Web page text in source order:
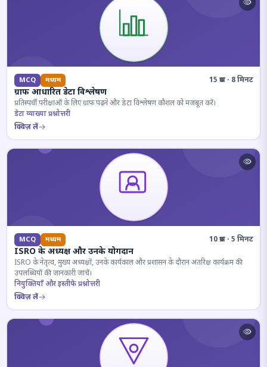
MCQ मध्यम 15 प्रश्न · 8 मिनट
ग्राफ आधारित डेटा विश्लेषण
प्रतिस्पर्धी परीक्षाओं के लिए ग्राफ पढ़ने और डेटा विश्लेषण कौशल को मजबूत करें।
डेटा व्याख्या प्रश्नोत्तरी
क्विज़ लें
MCQ मध्यम 10 प्रश्न · 5 मिनट
ISRO के अध्यक्ष और उनके योगदान
ISRO के नेतृत्व, मुख्य अध्यक्षों, उनके कार्यकाल और प्रशासन के दौरान अंतरिक्ष कार्यक्रम की
उपलब्धियों की जानकारी जांचें।
नियुक्तियाँ और इस्तीफे प्रश्नोत्तरी
क्विज़ लें